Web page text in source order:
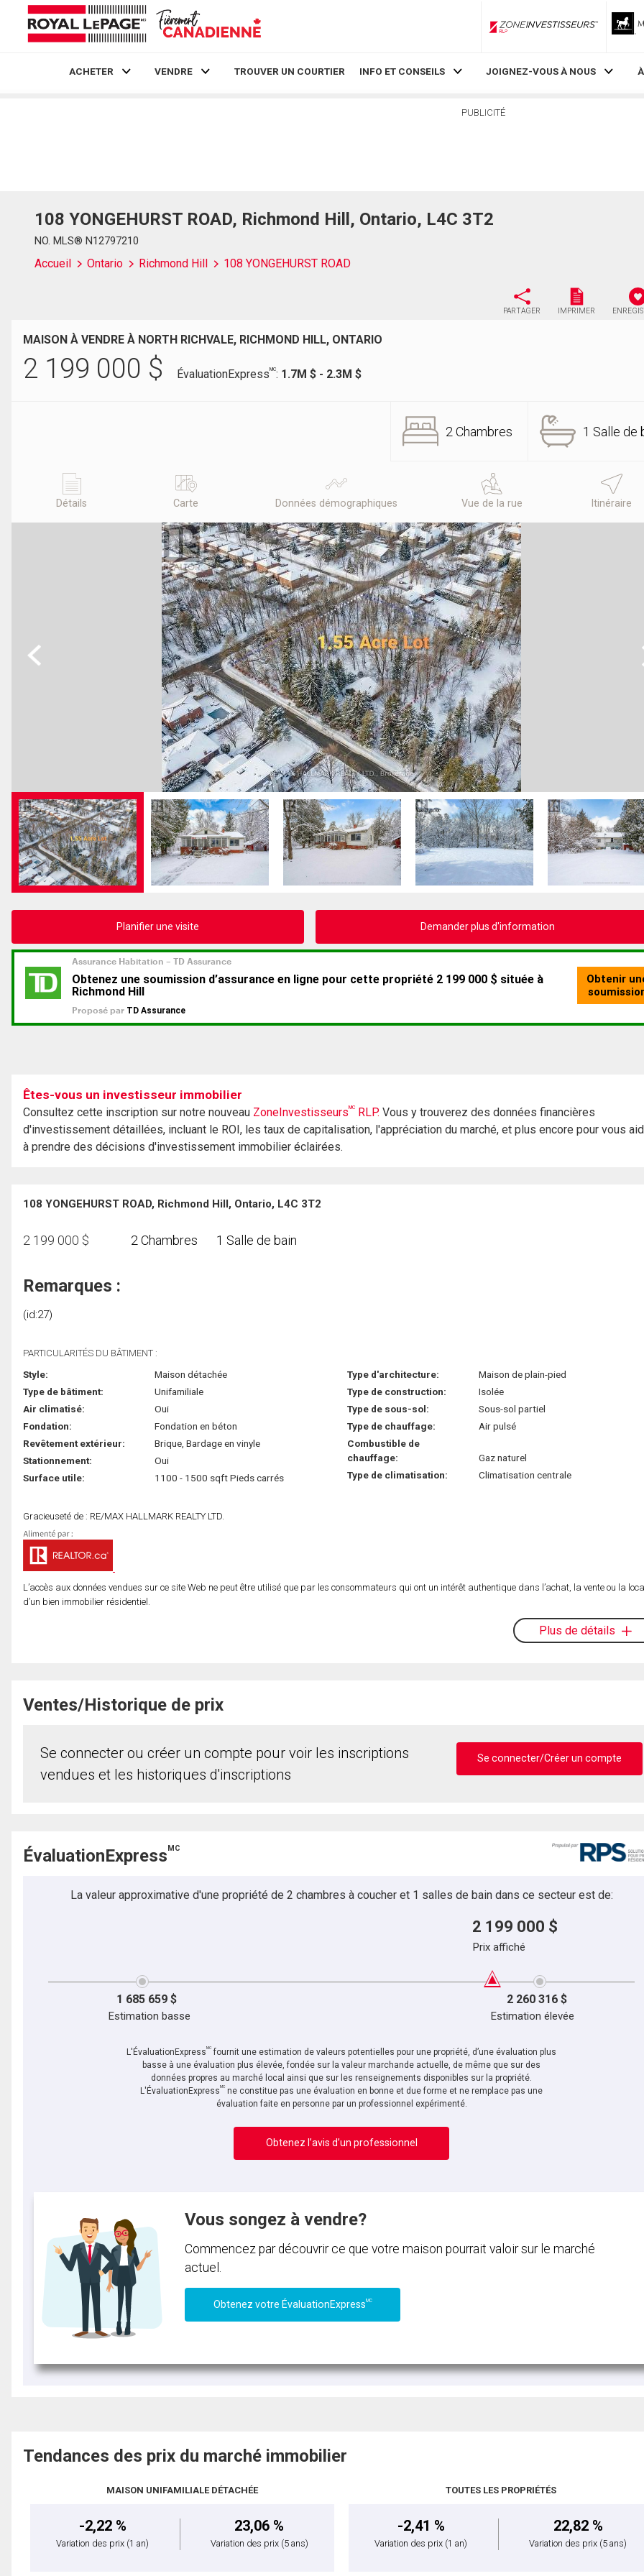
ZoneInvestisseurs RLP
ACHETER VENDRE TROUVER UN COURTIER INFO ET CONSEILS JOIGNEZ-VOUS À NOUS
PUBLICITÉ
108 YONGEHURST ROAD, Richmond Hill, Ontario, L4C 3T2
NO. MLS® N12797210
Accueil Ontario Richmond Hill 108 YONGEHURST ROAD
PARTAGER IMPRIMER
MAISON À VENDRE À NORTH RICHVALE, RICHMOND HILL, ONTARIO
2 199 000 $ ÉvaluationExpressMC: 1.7M $ - 2.3M $
2 Chambres 1 Salle de
Détails Carte Données démographiques Vue de la rue Itinéraire
Previous
Planifier une visite Demander plus d'information
Êtes-vous un investisseur immobilier
Consultez cette inscription sur notre nouveau ZoneInvestisseursMC RLP. Vous y trouverez des données financières
d'investissement détaillées, incluant le ROI, les taux de capitalisation, l'appréciation du marché, et plus encore pour vous
à prendre des décisions d'investissement immobilier éclairées.
108 YONGEHURST ROAD, Richmond Hill, Ontario, L4C 3T2
2 199 000 $ 2 Chambres 1 Salle de bain
Remarques :
(id:27)
PARTICULARITÉS DU BÂTIMENT :
Style:
Maison détachée
Type de bâtiment:
Unifamiliale
Air climatisé:
Oui
Fondation:
Fondation en béton
Revêtement extérieur:
Brique, Bardage en vinyle
Stationnement:
Oui
Surface utile:
1100 - 1500 sqft Pieds carrés
Type d'architecture:
Maison de plain-pied
Type de construction:
Isolée
Type de sous-sol:
Sous-sol partiel
Type de chauffage:
Air pulsé
Combustible de
chauffage:
Gaz naturel
Type de climatisation:
Climatisation centrale
Gracieuseté de : RE/MAX HALLMARK REALTY LTD.
L’accès aux données vendues sur ce site Web ne peut être utilisé que par les consommateurs qui ont un intérêt authentique dans l’achat, la vente ou la
d’un bien immobilier résidentiel.
Plus de détails
Ventes/Historique de prix
Se connecter ou créer un compte pour voir les inscriptions
vendues et les historiques d'inscriptions
Se connecter/Créer un compte
ÉvaluationExpress MC
La valeur approximative d'une propriété de 2 chambres à coucher et 1 salles de bain dans ce secteur est de:
2 199 000 $
Prix affiché
1 685 659 $ 2 260 316 $
Estimation basse Estimation élevée
L'ÉvaluationExpressMC fournit une estimation de valeurs potentielles pour une propriété, d’une évaluation plus
basse à une évaluation plus élevée, fondée sur la valeur marchande actuelle, de même que sur des
données propres au marché local ainsi que sur les renseignements disponibles sur la propriété.
L'ÉvaluationExpressMC ne constitue pas une évaluation en bonne et due forme et ne remplace pas une
évaluation faite en personne par un professionnel expérimenté.
Obtenez l’avis d’un professionnel
Vous songez à vendre?
Commencez par découvrir ce que votre maison pourrait valoir sur le marché
actuel.
Obtenez votre ÉvaluationExpressMC
Tendances des prix du marché immobilier
MAISON UNIFAMILIALE DÉTACHÉE
-2,22 %
Variation des prix (1 an)
23,06 %
Variation des prix (5 ans)
TOUTES LES PROPRIÉTÉS
-2,41 %
Variation des prix (1 an)
22,82 %
Variation des prix (5 ans)